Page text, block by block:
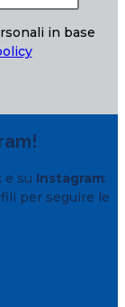
in base
e su Instagram:
per seguire le